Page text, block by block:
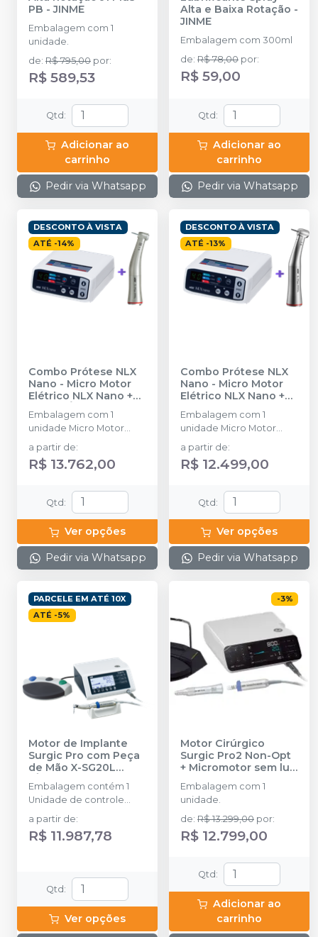
PB -JINME
Embalagem com 1
unidade.
de: R$ 795,00 por:
R$ 589,53
Qtd :
Adicionar ao
carrinho
Pedir via Whatsapp
Alta e Baixa Rotação -
JINME
Embalagem com 300ml
de: R$ 78,00 por:
R$ 59,00
Qtd :
Adicionar ao
carrinho
Pedir via Whatsapp
DESCONTO À VISTA
ATÉ -14%
Combo Prótese NLX
Nano - Micro Motor
Elétrico NLX Nano +
Contra Ângulo TI-
MAX X95L -NSK
Embalagem com 1
unidade Micro Motor
Elétrico NLX Nano, 1
unidade Peça Adaptador
M4-B2, 1 unidade Contra
a partir de:
R$ 13.762,00
Qtd:
Ver opções
Pedir via Whatsapp
DESCONTO À VISTA
ATÉ -13%
Combo Prótese NLX
Nano - Micro Motor
Elétrico NLX Nano +
Adaptador + Contra
Ângulo 1:5 com Led S-
MAX M95L-NSK
Embalagem com 1
unidade Micro Motor
Elétrico NLX Nano, 1
unidade Peça Adaptador
M4-B2, 1 unidade Contra
a partir de:
R$ 12.499,00
Qtd:
Ver opções
Pedir via Whatsapp
PARCELE EM ATÉ 10X
ATÉ -5%
Motor de Implante
Surgic Pro com Peça
de Mão X-SG20L
(Óptico)
Embalagem contém 1
Unidade de controle
com armazenamento de
dados, Micromotor LED
SGL70M, Pedal de
(Redução 20:1) Tudo de
irrigação (5 peças) e
outros acessórios.
Voltagens 110V e 220V
a partir de:
R$ 11.987,78
Qtd :
Ver opções
-3%
Motor Cirúrgico
Surgic Pro2 Non-Opt
+ Micromotor sem luz
SG80M
Embalagem com 1
unidade.
de: R$ 13.299,00 por:
R$ 12.799,00
Qtd :
Adicionar ao
carrinho